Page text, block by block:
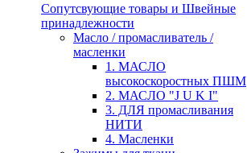
Сопутсвующие товары и Швейные
принадлежности
Масло / промасливатель /
масленки
1. МАСЛО
высокоскоростных ПШМ
2. МАСЛО "J U K I"
3. ДЛЯ промасливания
НИТИ
4. Масленки